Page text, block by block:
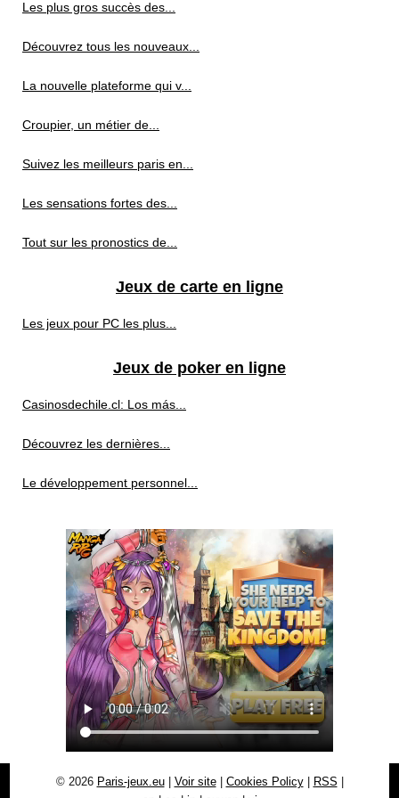
Les plus gros succès des...
Découvrez tous les nouveaux...
La nouvelle plateforme qui v...
Croupier, un métier de...
Suivez les meilleurs paris en...
Les sensations fortes des...
Tout sur les pronostics de...
Jeux de carte en ligne
Les jeux pour PC les plus...
Jeux de poker en ligne
Casinosdechile.cl: Los más...
Découvrez les dernières...
Le développement personnel...
© 2026 Paris-jeux.eu| Voir site| Cookies Policy| RSS